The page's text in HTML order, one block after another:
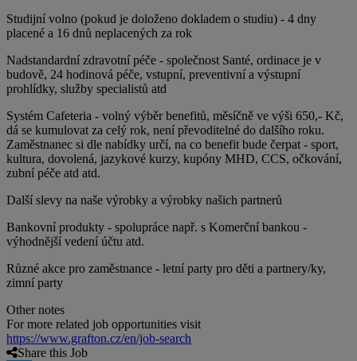
Studijní volno (pokud je doloženo dokladem o studiu) - 4 dny
placené a 16 dnů neplacených za rok
Nadstandardní zdravotní péče - společnost Santé, ordinace je v
budově, 24 hodinová péče, vstupní, preventivní a výstupní
prohlídky, služby specialistů atd
Systém Cafeteria - volný výběr benefitů, měsíčně ve výši 650,- Kč,
dá se kumulovat za celý rok, není převoditelné do dalšího roku.
Zaměstnanec si dle nabídky určí, na co benefit bude čerpat - sport,
kultura, dovolená, jazykové kurzy, kupóny MHD, CCS, očkování,
zubní péče atd atd.
Další slevy na naše výrobky a výrobky našich partnerů
Bankovní produkty - spolupráce např. s Komerční bankou -
výhodnější vedení účtu atd.
Různé akce pro zaměstnance - letní party pro děti a partnery/ky,
zimní party
Other notes
For more related job opportunities visit
https://www.grafton.cz/en/job-search
Share this Job